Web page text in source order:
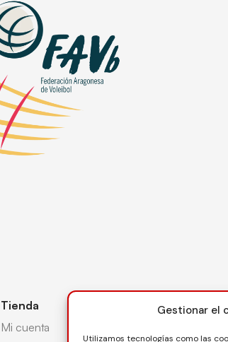
Gestionar el
Utilizamos tecnologías como las
Tienda
Mi cuenta